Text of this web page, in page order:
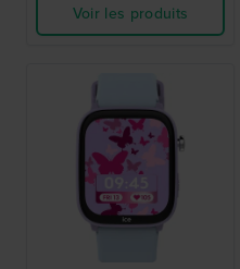
Voir les produits